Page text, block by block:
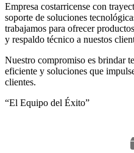
Empresa costarricense con
soporte de soluciones
trabajamos para ofrecer
y respaldo técnico a nuestos
Nuestro compromiso es brindar
eficiente y soluciones que
clientes.
“El Equipo del Éxito”